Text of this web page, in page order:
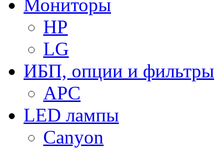
Мониторы
HP
LG
ИБП, опции и фильтры
APC
LED лампы
Canyon